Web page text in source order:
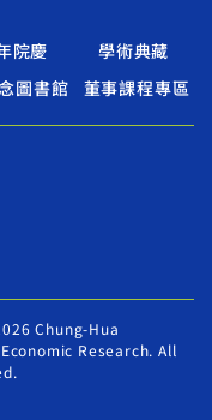
院慶
學術典藏
圖書館
董事課程專區
Chung-Hua
Research. All